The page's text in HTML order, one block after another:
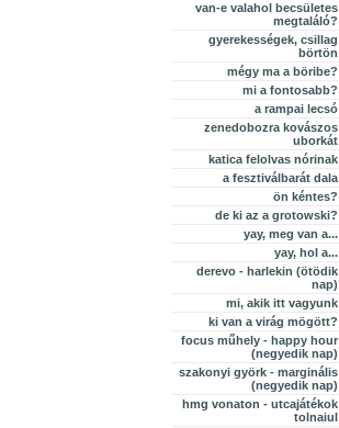
van-e valahol becsületes
megtaláló?
gyerekességek, csillag
börtön
mégy ma a böribe?
mi a fontosabb?
a rampai lecsó
zenedobozra kovászos
uborkát
katica felolvas nórinak
a fesztiválbarát dala
ön kéntes?
de ki az a grotowski?
yay, meg van a...
yay, hol a...
derevo - harlekin (ötödik
nap)
mi, akik itt vagyunk
ki van a virág mögött?
focus műhely - happy hour
(negyedik nap)
szakonyi györk - marginális
(negyedik nap)
hmg vonaton - utcajátékok
tolnaiul